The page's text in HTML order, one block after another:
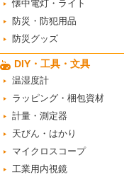
懐中電灯・ライト
防災・防犯用品
防災グッズ
DIY・工具・文具
温湿度計
ラッピング・梱包資材
計量・測定器
天びん・はかり
マイクロスコープ
工業用内視鏡